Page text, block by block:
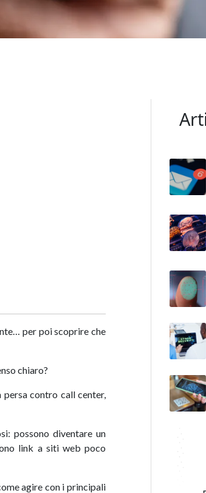
per poi scoprire che
chiaro?
contro call center,
possono diventare un
link a siti web poco
agire con i principali